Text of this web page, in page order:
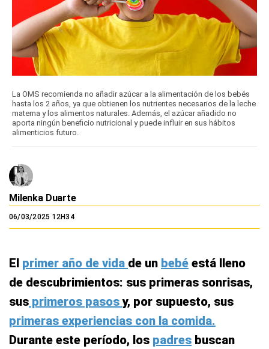
La OMS recomienda no añadir azúcar a la alimentación de los bebés
hasta los 2 años, ya que obtienen los nutrientes necesarios de la leche
materna y los alimentos naturales. Además, el azúcar añadido no
aporta ningún beneficio nutricional y puede influir en sus hábitos
alimenticios futuro.
Milenka Duarte
06/03/2025 12H34
El primer año de vida de un bebé está lleno
de descubrimientos: sus primeras sonrisas,
sus primeros pasosy, por supuesto, sus
primeras experiencias con la comida.
Durante este período, los padres buscan